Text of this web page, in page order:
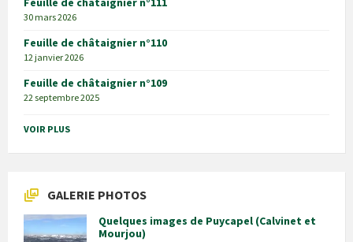
30 mars 2026
Feuille de châtaignier n°110
12 janvier 2026
Feuille de châtaignier n°109
22 septembre 2025
VOIR PLUS
GALERIE PHOTOS
Quelques images de Puycapel (Calvinet et
Mourjou)